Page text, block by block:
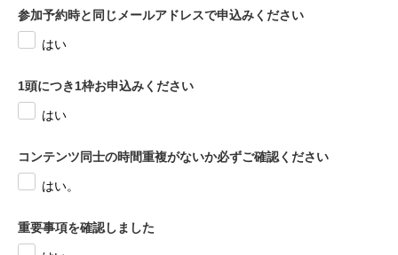
参加予約時と同じメールアドレスで申込みください
はい
1頭につき1枠お申込みください
はい
コンテンツ同士の時間重複がないか必ずご確認ください
はい。
重要事項を確認しました